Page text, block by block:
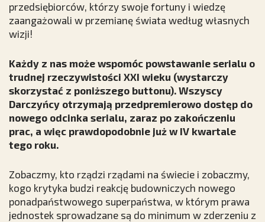
przedsiębiorców, którzy swoje fortuny i wiedzę
zaangażowali w przemianę świata według własnych
wizji!
Każdy z nas może wspomóc powstawanie serialu o
trudnej rzeczywistości XXI wieku (wystarczy
skorzystać z poniższego buttonu). Wszyscy
Darczyńcy otrzymają przedpremierowo dostęp do
nowego odcinka serialu, zaraz po zakończeniu
prac, a więc prawdopodobnie już w IV kwartale
tego roku.
Zobaczmy, kto rządzi rządami na świecie i zobaczmy,
kogo krytyka budzi reakcję budowniczych nowego
ponadpaństwowego superpaństwa, w którym prawa
jednostek sprowadzane są do minimum w zderzeniu z